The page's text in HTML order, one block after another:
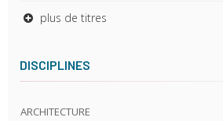
plus de titres
DISCIPLINES
ARCHITECTURE